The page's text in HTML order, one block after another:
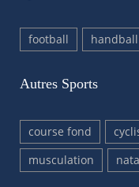
football handball
Autres Sports
course fond
musculation